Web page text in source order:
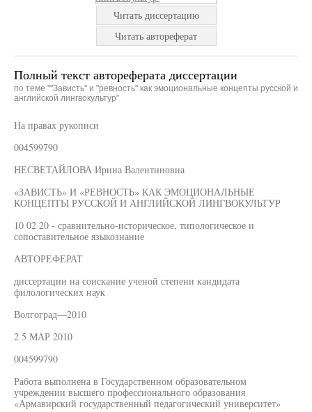
Читать диссертацию
Читать автореферат
Полный текст автореферата диссертации
по теме ""Зависть" и "ревность" как эмоциональные концепты русской и
английской лингвокультур"
На правах рукописи
004599790
НЕСВЕТАЙЛОВА Ирина Валентиновна
«ЗАВИСТЬ» И «РЕВНОСТЬ» КАК ЭМОЦИОНАЛЬНЫЕ
КОНЦЕПТЫ РУССКОЙ И АНГЛИЙСКОЙ ЛИНГВОКУЛЬТУР
10 02 20 - сравнительно-историческое, типологическое и
сопоставительное языкознание
АВТОРЕФЕРАТ
диссертации на соискание ученой степени кандидата
филологических наук
Волгоград—2010
2 5 МАР 2010
004599790
Работа выполнена в Государственном образовательном
учреждении высшего профессионального образования
«Армавирский государственный педагогический университет»